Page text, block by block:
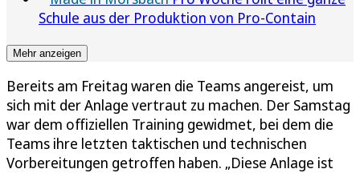
Schule aus der Produktion von Pro-Contain
Mehr anzeigen
Bereits am Freitag waren die Teams angereist, um
sich mit der Anlage vertraut zu machen. Der Samstag
war dem offiziellen Training gewidmet, bei dem die
Teams ihre letzten taktischen und technischen
Vorbereitungen getroffen haben. „Diese Anlage ist